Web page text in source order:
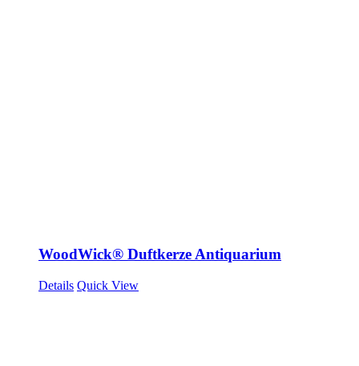
WoodWick® Duftkerze Antiquarium
Details Quick View